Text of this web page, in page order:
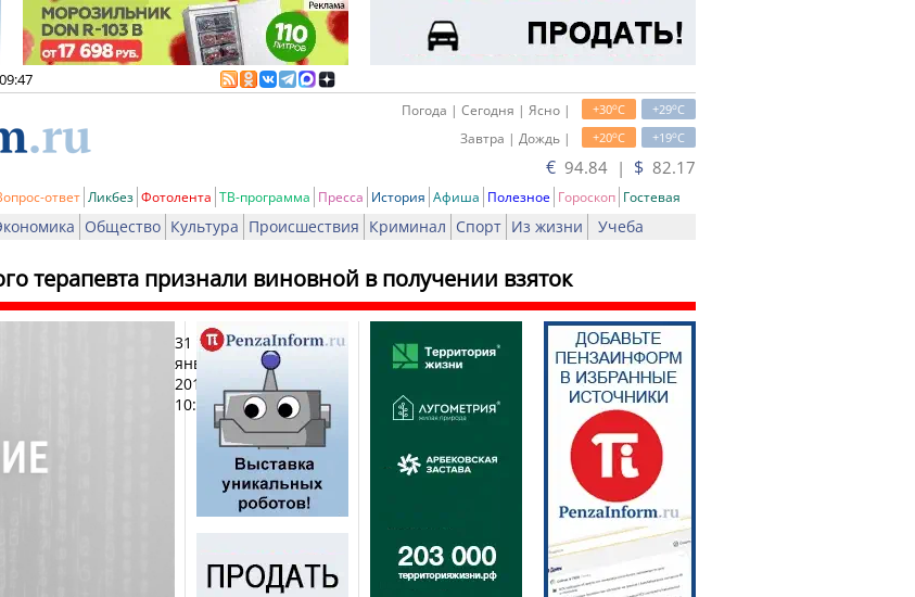
09:47
+29oC
+30oC
Погода | Сегодня | Ясно |
+19oC
+20oC
Завтра | Дождь |
€ 94.84 | $ 82.17
ответ Ликбез Фотолента ТВ-программа Пресса История Афиша Полезное Гороскоп Гостевая
Общество Культура Происшествия Криминал Спорт Из жизни Учеба
терапевта признали виновной в получении взяток
31
января
2012,
10:19
Печать